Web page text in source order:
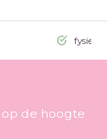
fysieke
de hoogte